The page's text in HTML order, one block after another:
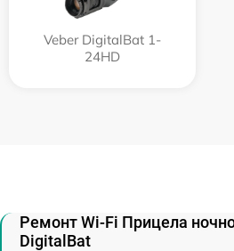
Veber DigitalBat 1-
24HD
Ремонт Wi-Fi Прицела
DigitalBat